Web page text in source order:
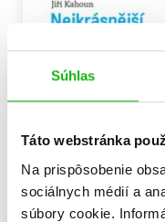
Súhlas
Táto webstránka
Na prispôsobenie
sociálnych médií a
súbory cookie.
Nejkrásnější ostrov
Jiří Kahoun
Do košíka